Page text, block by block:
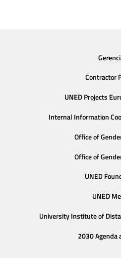
Contractor
UNED Projects
Internal Information
Office of
Office of
UNED
UNED
University Institute of
2030 Agenda